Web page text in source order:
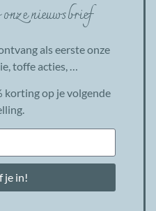
nieuwsbrief
als eerste onze
toffe acties, …
korting op je volgende
je in!